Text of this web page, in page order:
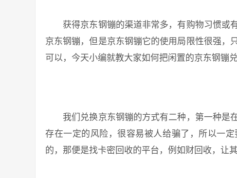
获得京东钢镚的渠道非常多，有购物习惯或
京东钢镚，但是京东钢镚它的使用局限性很强，
可以，今天小编就教大家如何把闲置的京东钢镚
我们兑换京东钢镚的方式有二种，第一种是
存在一定的风险，很容易被人给骗了，所以一
的，那便是找卡密回收的平台，例如财回收，让